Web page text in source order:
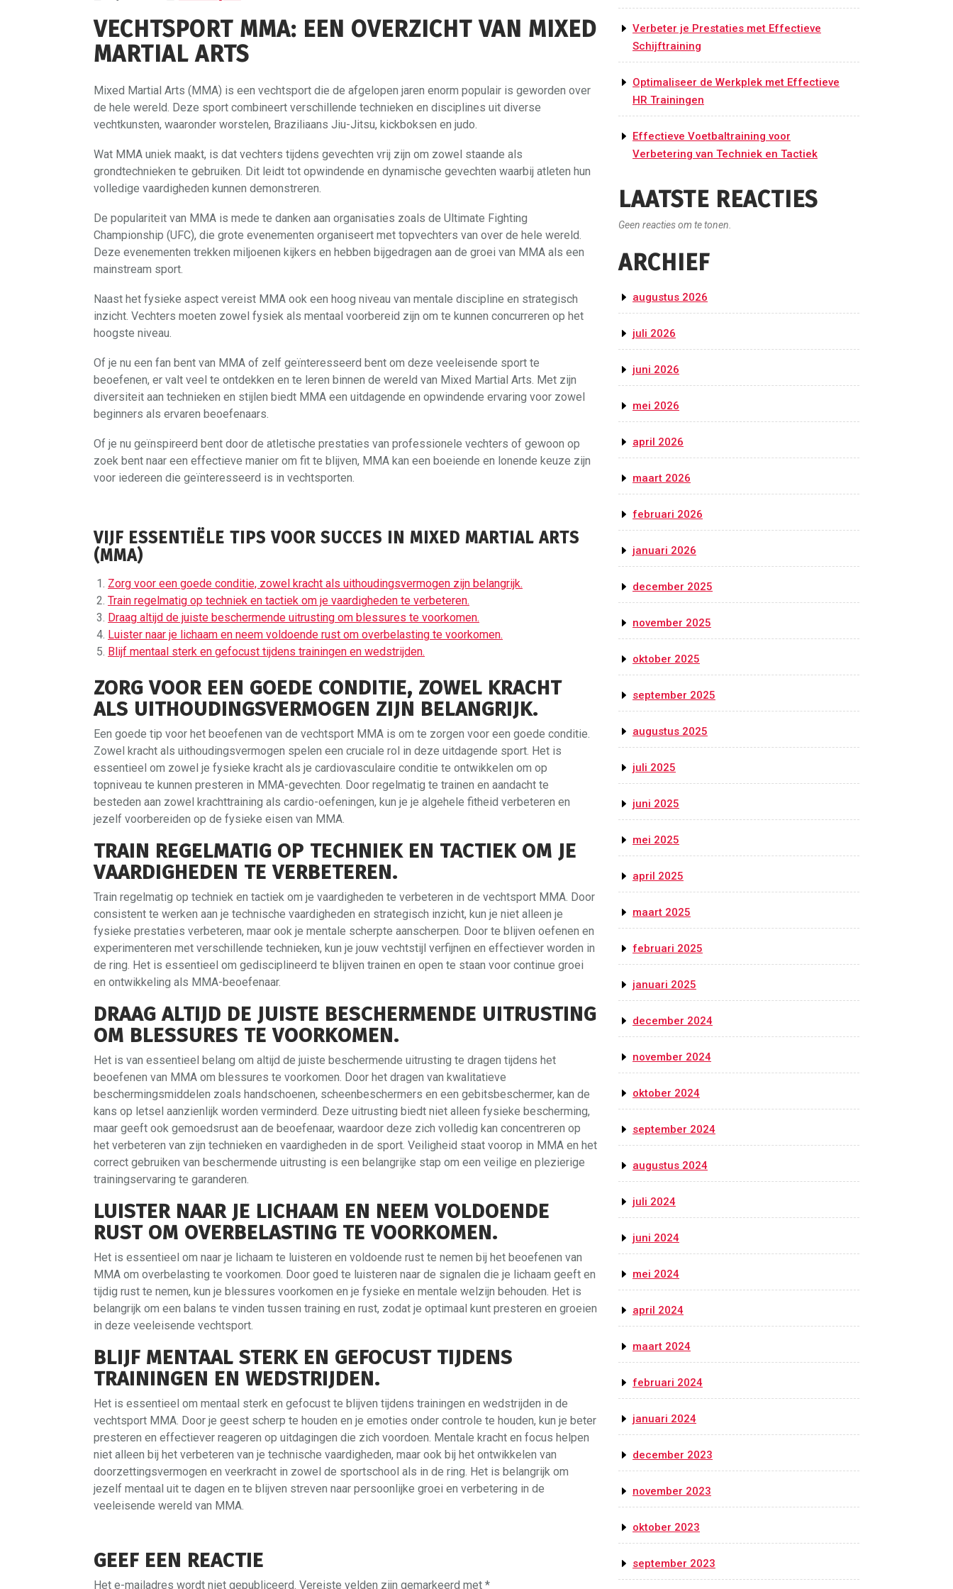
VECHTSPORT MMA: EEN OVERZICHT VAN MIXED
MARTIAL ARTS
Mixed Martial Arts (MMA) is een vechtsport die de afgelopen jaren enorm populair is geworden over
de hele wereld. Deze sport combineert verschillende technieken en disciplines uit diverse
vechtkunsten, waaronder worstelen, Braziliaans Jiu-Jitsu, kickboksen en judo.
Wat MMA uniek maakt, is dat vechters tijdens gevechten vrij zijn om zowel staande als
grondtechnieken te gebruiken. Dit leidt tot opwindende en dynamische gevechten waarbij atleten hun
volledige vaardigheden kunnen demonstreren.
De populariteit van MMA is mede te danken aan organisaties zoals de Ultimate Fighting
Championship (UFC), die grote evenementen organiseert met topvechters van over de hele wereld.
Deze evenementen trekken miljoenen kijkers en hebben bijgedragen aan de groei van MMA als een
mainstream sport.
Naast het fysieke aspect vereist MMA ook een hoog niveau van mentale discipline en strategisch
inzicht. Vechters moeten zowel fysiek als mentaal voorbereid zijn om te kunnen concurreren op het
hoogste niveau.
Of je nu een fan bent van MMA of zelf geïnteresseerd bent om deze veeleisende sport te
beoefenen, er valt veel te ontdekken en te leren binnen de wereld van Mixed Martial Arts. Met zijn
diversiteit aan technieken en stijlen biedt MMA een uitdagende en opwindende ervaring voor zowel
beginners als ervaren beoefenaars.
Of je nu geïnspireerd bent door de atletische prestaties van professionele vechters of gewoon op
zoek bent naar een effectieve manier om fit te blijven, MMA kan een boeiende en lonende keuze zijn
voor iedereen die geïnteresseerd is in vechtsporten.
VIJF ESSENTIËLE TIPS VOOR SUCCES IN MIXED MARTIAL ARTS
(MMA)
Zorg voor een goede conditie, zowel kracht als uithoudingsvermogen zijn belangrijk.
Train regelmatig op techniek en tactiek om je vaardigheden te verbeteren.
Draag altijd de juiste beschermende uitrusting om blessures te voorkomen.
Luister naar je lichaam en neem voldoende rust om overbelasting te voorkomen.
Blijf mentaal sterk en gefocust tijdens trainingen en wedstrijden.
ZORG VOOR EEN GOEDE CONDITIE, ZOWEL KRACHT
ALS UITHOUDINGSVERMOGEN ZIJN BELANGRIJK.
Een goede tip voor het beoefenen van de vechtsport MMA is om te zorgen voor een goede conditie.
Zowel kracht als uithoudingsvermogen spelen een cruciale rol in deze uitdagende sport. Het is
essentieel om zowel je fysieke kracht als je cardiovasculaire conditie te ontwikkelen om op
topniveau te kunnen presteren in MMA-gevechten. Door regelmatig te trainen en aandacht te
besteden aan zowel krachttraining als cardio-oefeningen, kun je je algehele fitheid verbeteren en
jezelf voorbereiden op de fysieke eisen van MMA.
TRAIN REGELMATIG OP TECHNIEK EN TACTIEK OM JE
VAARDIGHEDEN TE VERBETEREN.
Train regelmatig op techniek en tactiek om je vaardigheden te verbeteren in de vechtsport MMA. Door
consistent te werken aan je technische vaardigheden en strategisch inzicht, kun je niet alleen je
fysieke prestaties verbeteren, maar ook je mentale scherpte aanscherpen. Door te blijven oefenen en
experimenteren met verschillende technieken, kun je jouw vechtstijl verfijnen en effectiever worden in
de ring. Het is essentieel om gedisciplineerd te blijven trainen en open te staan voor continue groei
en ontwikkeling als MMA-beoefenaar.
DRAAG ALTIJD DE JUISTE BESCHERMENDE UITRUSTING
OM BLESSURES TE VOORKOMEN.
Het is van essentieel belang om altijd de juiste beschermende uitrusting te dragen tijdens het
beoefenen van MMA om blessures te voorkomen. Door het dragen van kwalitatieve
beschermingsmiddelen zoals handschoenen, scheenbeschermers en een gebitsbeschermer, kan de
kans op letsel aanzienlijk worden verminderd. Deze uitrusting biedt niet alleen fysieke bescherming,
maar geeft ook gemoedsrust aan de beoefenaar, waardoor deze zich volledig kan concentreren op
het verbeteren van zijn technieken en vaardigheden in de sport. Veiligheid staat voorop in MMA en het
correct gebruiken van beschermende uitrusting is een belangrijke stap om een veilige en plezierige
trainingservaring te garanderen.
LUISTER NAAR JE LICHAAM EN NEEM VOLDOENDE
RUST OM OVERBELASTING TE VOORKOMEN.
Het is essentieel om naar je lichaam te luisteren en voldoende rust te nemen bij het beoefenen van
MMA om overbelasting te voorkomen. Door goed te luisteren naar de signalen die je lichaam geeft en
tijdig rust te nemen, kun je blessures voorkomen en je fysieke en mentale welzijn behouden. Het is
belangrijk om een balans te vinden tussen training en rust, zodat je optimaal kunt presteren en groeien
in deze veeleisende vechtsport.
BLIJF MENTAAL STERK EN GEFOCUST TIJDENS
TRAININGEN EN WEDSTRIJDEN.
Het is essentieel om mentaal sterk en gefocust te blijven tijdens trainingen en wedstrijden in de
vechtsport MMA. Door je geest scherp te houden en je emoties onder controle te houden, kun je beter
presteren en effectiever reageren op uitdagingen die zich voordoen. Mentale kracht en focus helpen
niet alleen bij het verbeteren van je technische vaardigheden, maar ook bij het ontwikkelen van
doorzettingsvermogen en veerkracht in zowel de sportschool als in de ring. Het is belangrijk om
jezelf mentaal uit te dagen en te blijven streven naar persoonlijke groei en verbetering in de
veeleisende wereld van MMA.
GEEF EEN REACTIE
Het e-mailadres wordt niet gepubliceerd. Vereiste velden zijn gemarkeerd met *
Verbeter je Prestaties met Effectieve
Schijftraining
Optimaliseer de Werkplek met Effectieve
HR Trainingen
Effectieve Voetbaltraining voor
Verbetering van Techniek en Tactiek
LAATSTE REACTIES
Geen reacties om te tonen.
ARCHIEF
augustus 2026
juli 2026
juni 2026
mei 2026
april 2026
maart 2026
februari 2026
januari 2026
december 2025
november 2025
oktober 2025
september 2025
augustus 2025
juli 2025
juni 2025
mei 2025
april 2025
maart 2025
februari 2025
januari 2025
december 2024
november 2024
oktober 2024
september 2024
augustus 2024
juli 2024
juni 2024
mei 2024
april 2024
maart 2024
februari 2024
januari 2024
december 2023
november 2023
oktober 2023
september 2023